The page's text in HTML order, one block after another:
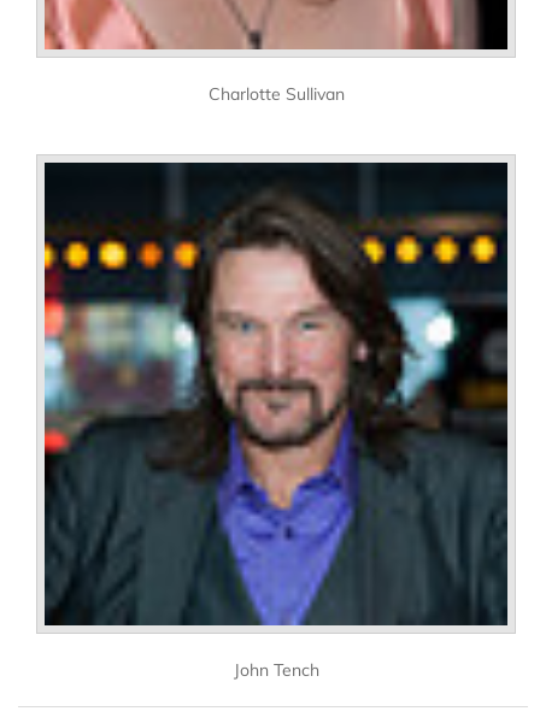
Charlotte Sullivan
John Tench